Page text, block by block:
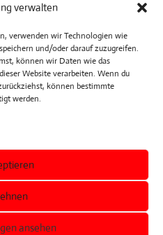
verwalten
verwenden wir Technologien wie
und/oder darauf zuzugreifen.
können wir Daten wie das
Website verarbeiten. Wenn du
können bestimmte
werden.
ansehen
us: